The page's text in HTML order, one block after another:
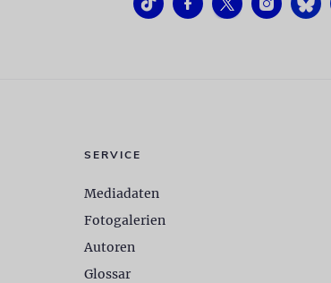
SERVICE
Mediadaten
Fotogalerien
Autoren
Glossar